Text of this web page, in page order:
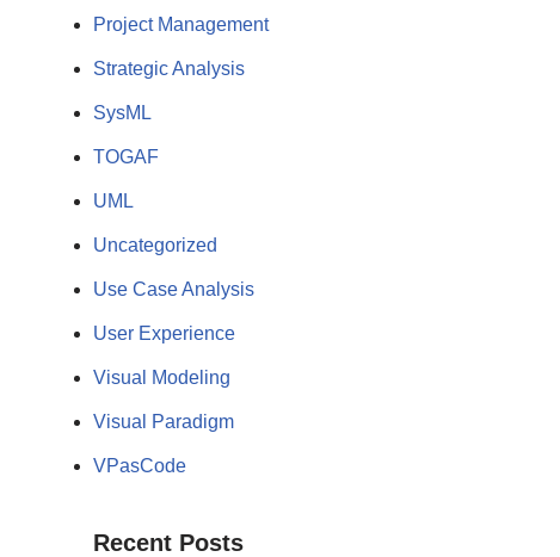
Project Management
Strategic Analysis
SysML
TOGAF
UML
Uncategorized
Use Case Analysis
User Experience
Visual Modeling
Visual Paradigm
VPasCode
Recent Posts